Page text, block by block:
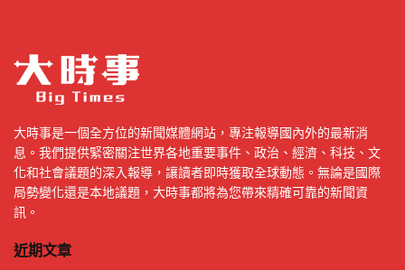
大時事是一個全方位的新聞媒體網站，專注報導國內外的最新消
息。我們提供緊密關注世界各地重要事件、政治、經濟、科技、文
化和社會議題的深入報導，讓讀者即時獲取全球動態。無論是國際
局勢變化還是本地議題，大時事都將為您帶來精確可靠的新聞資
訊。
近期文章